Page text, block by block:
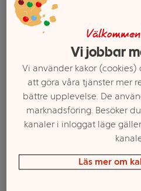
Välj butik
Sortimentet kan
Vi jobbar
Vi använder kakor
att göra våra tjänster mer
bättre upplevelse. De
marknadsföring. Besöker
kanaler i inloggat läge
Läs mer om